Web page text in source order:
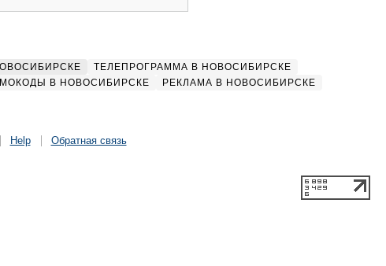
ТЕЛЕПРОГРАММА В НОВОСИБИРСКЕ
В НОВОСИБИРСКЕ РЕКЛАМА В НОВОСИБИРСКЕ
Help Обратная связь